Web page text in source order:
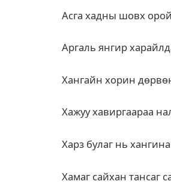
Асга хадны шовх
Аргаль янгир
Хангайн хорин
Хажуу хавиргаараа
Харз булаг нь
Хамаг сайхан тансаг